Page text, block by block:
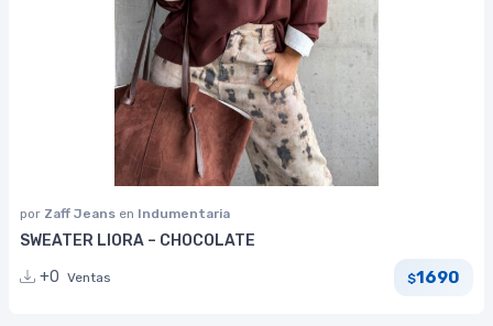
por Zaff Jeans en Indumentaria
SWEATER LIORA – CHOCOLATE
+0 Ventas $1690